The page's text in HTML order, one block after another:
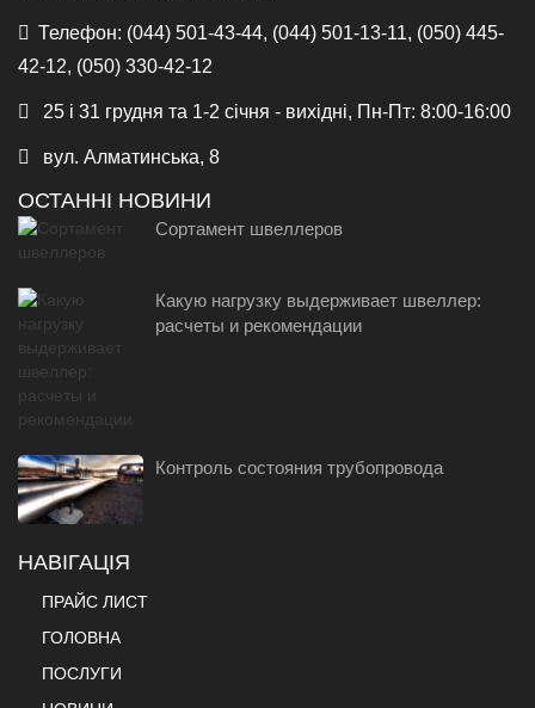
Телефон: (044) 501-43-44, (044) 501-13-11, (050) 445-
42-12, (050) 330-42-12
25 і 31 грудня та 1-2 січня - вихідні, Пн-Пт: 8:00-16:00
вул. Алматинська, 8
ОСТАННІ НОВИНИ
Сортамент швеллеров
Какую нагрузку выдерживает швеллер:
расчеты и рекомендации
Контроль состояния трубопровода
НАВІГАЦІЯ
ПРАЙС ЛИСТ
ГОЛОВНА
ПОСЛУГИ